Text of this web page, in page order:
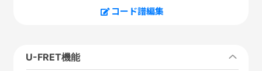
コード譜編集
U-FRET機能